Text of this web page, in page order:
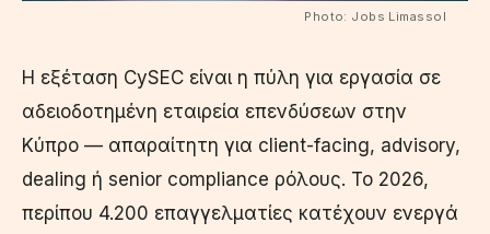
Photo: Jobs Limassol
Η εξέταση CySEC είναι η πύλη για εργασία σε
αδειοδοτημένη εταιρεία επενδύσεων στην
Κύπρο — απαραίτητη για client-facing, advisory,
dealing ή senior compliance ρόλους. Το 2026,
περίπου 4.200 επαγγελματίες κατέχουν ενεργά